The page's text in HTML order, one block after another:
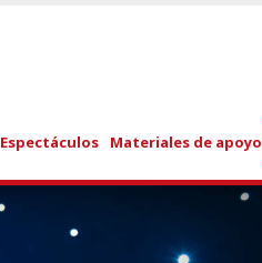
Espectáculos Materiales de apoyo